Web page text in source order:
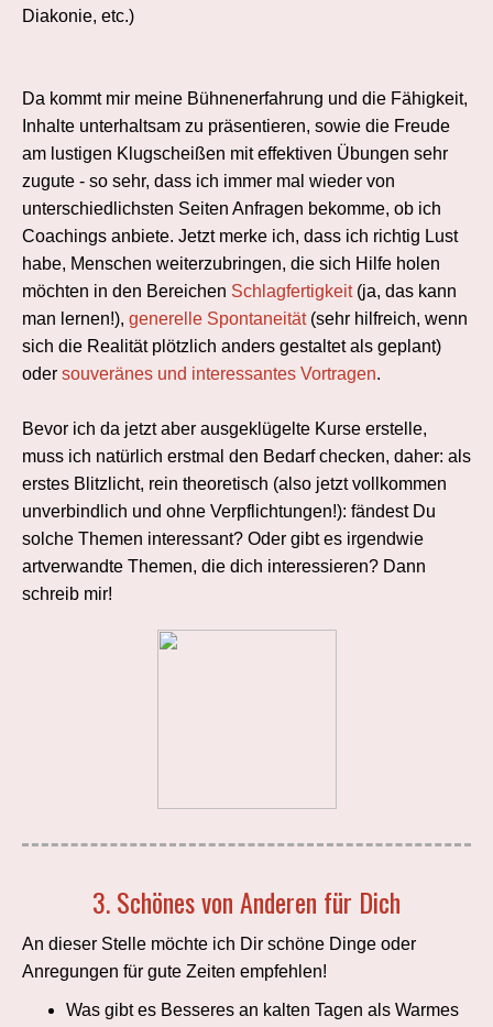
Diakonie, etc.)
Da kommt mir meine Bühnenerfahrung und die Fähigkeit,
Inhalte unterhaltsam zu präsentieren, sowie die Freude
am lustigen Klugscheißen mit effektiven Übungen sehr
zugute - so sehr, dass ich immer mal wieder von
unterschiedlichsten Seiten Anfragen bekomme, ob ich
Coachings anbiete. Jetzt merke ich, dass ich richtig Lust
habe, Menschen weiterzubringen, die sich Hilfe holen
möchten in den Bereichen Schlagfertigkeit (ja, das kann
man lernen!), generelle Spontaneität (sehr hilfreich, wenn
sich die Realität plötzlich anders gestaltet als geplant)
oder souveränes und interessantes Vortragen.
Bevor ich da jetzt aber ausgeklügelte Kurse erstelle,
muss ich natürlich erstmal den Bedarf checken, daher: als
erstes Blitzlicht, rein theoretisch (also jetzt vollkommen
unverbindlich und ohne Verpflichtungen!): fändest Du
solche Themen interessant? Oder gibt es irgendwie
artverwandte Themen, die dich interessieren? Dann
schreib mir!
3. Schönes von Anderen für Dich
An dieser Stelle möchte ich Dir schöne Dinge oder
Anregungen für gute Zeiten empfehlen!
Was gibt es Besseres an kalten Tagen als Warmes